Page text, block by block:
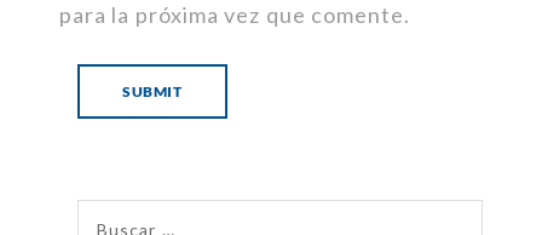
para la próxima vez que comente.